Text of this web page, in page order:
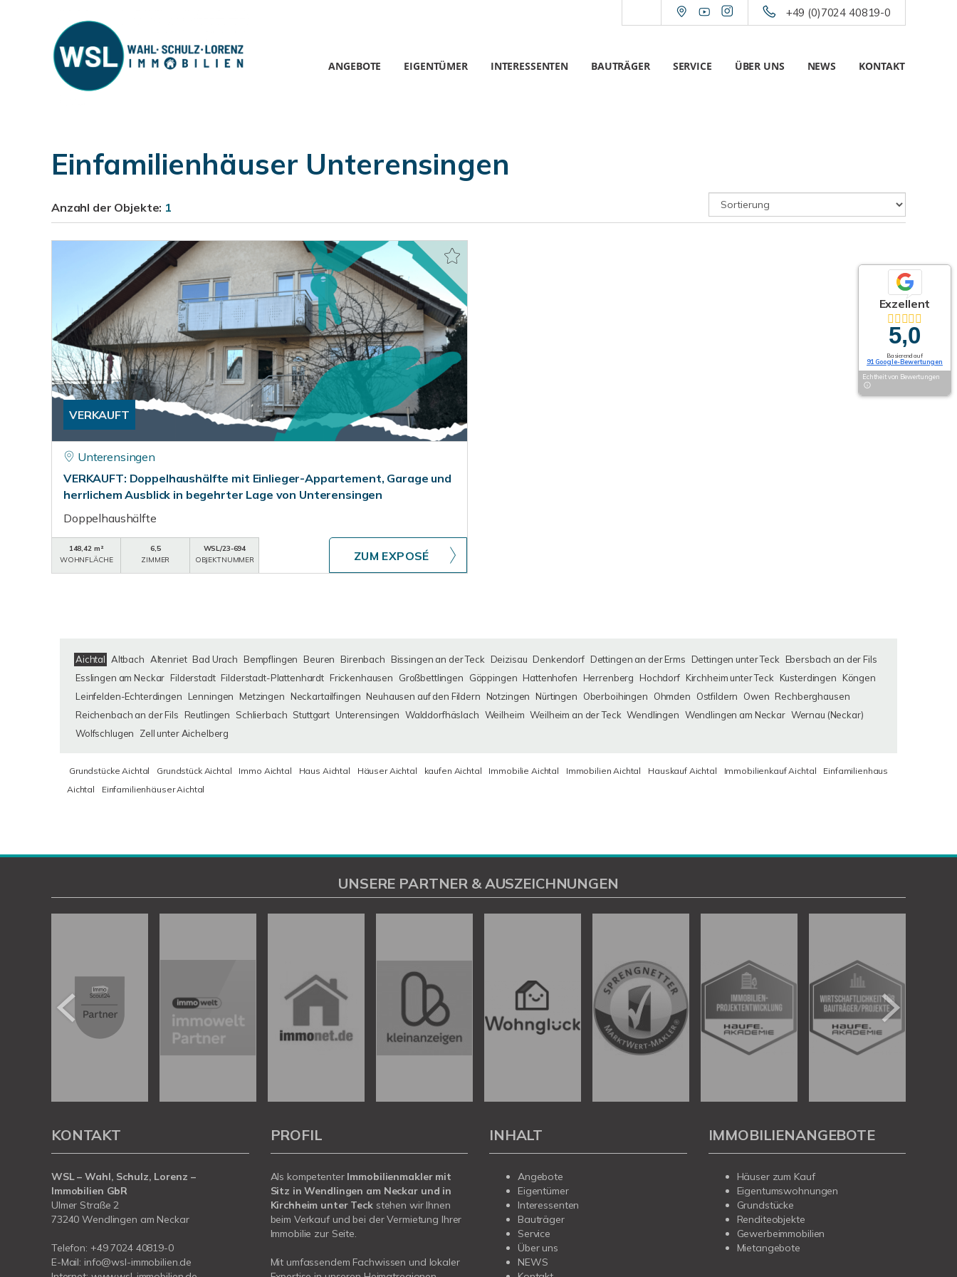
+49 (0)7024 40819-0
ANGEBOTE EIGENTÜMER INTERESSENTEN BAUTRÄGER SERVICE ÜBER UNS NEWS KONTAKT
Einfamilienhäuser Unterensingen
Anzahl der Objekte: 1
VERKAUFT
Unterensingen
VERKAUFT: Doppelhaushälfte mit Einlieger-Appartement, Garage und
herrlichem Ausblick in begehrter Lage von Unterensingen
Doppelhaushälfte
148,42 m²
WOHNFLÄCHE
6,5
ZIMMER
WSL/23-694
OBJEKTNUMMER
ZUM EXPOSÉ
Aichtal Altbach Altenriet Bad Urach Bempflingen Beuren Birenbach Bissingen an der Teck Deizisau Denkendorf Dettingen an der Erms Dettingen unter Teck
Ebersbach an der Fils
Esslingen am Neckar Filderstadt Filderstadt-Plattenhardt Frickenhausen Großbettlingen Göppingen Hattenhofen Herrenberg Hochdorf Kirchheim unter Teck Kusterdingen
Köngen
Leinfelden-Echterdingen
Lenningen Metzingen Neckartailfingen Neuhausen auf den Fildern Notzingen Nürtingen Oberboihingen Ohmden Ostfildern Owen Rechberghausen
Reichenbach an der Fils
Reutlingen Schlierbach Stuttgart Unterensingen Walddorfhäslach Weilheim Weilheim an der Teck Wendlingen Wendlingen am Neckar Wernau (Neckar)
Wolfschlugen
Zell unter Aichelberg
Grundstücke Aichtal Grundstück Aichtal Immo Aichtal Haus Aichtal Häuser Aichtal kaufen Aichtal Immobilie Aichtal Immobilien Aichtal Hauskauf Aichtal Immobilienkauf Aichtal
Einfamilienhaus
Aichtal
Einfamilienhäuser Aichtal
Exzellent
5,0
Basierend auf
91 Google-Bewertungen
Echtheit von Bewertungen
UNSERE PARTNER & AUSZEICHNUNGEN
KONTAKT
WSL – Wahl, Schulz, Lorenz –
Immobilien GbR
Ulmer Straße 2
73240 Wendlingen am Neckar
Telefon: +49 7024 40819-0
E-Mail: info@wsl-immobilien.de
PROFIL
Als kompetenter Immobilienmakler mit
Sitz in Wendlingen am Neckar und in
Kirchheim unter Teck stehen wir Ihnen
beim Verkauf und bei der Vermietung Ihrer
Immobilie zur Seite.
Mit umfassendem Fachwissen und lokaler
INHALT
Angebote
Eigentümer
Interessenten
Bauträger
Service
Über uns
NEWS
IMMOBILIENANGEBOTE
Häuser zum Kauf
Eigentumswohnungen
Grundstücke
Renditeobjekte
Gewerbeimmobilien
Mietangebote